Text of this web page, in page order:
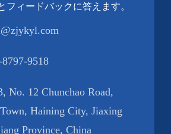
フィードバックに答えます。
9518
No. 12 Chunchao Road,
Haining City, Jiaxing
Province, China